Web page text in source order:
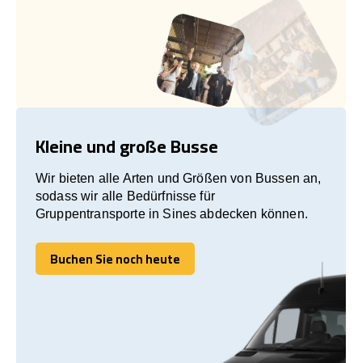
Kleine und große Busse
Wir bieten alle Arten und Größen von Bussen an,
sodass wir alle Bedürfnisse für
Gruppentransporte in Sines abdecken können.
Buchen Sie noch heute
Buchen Sie noch heute